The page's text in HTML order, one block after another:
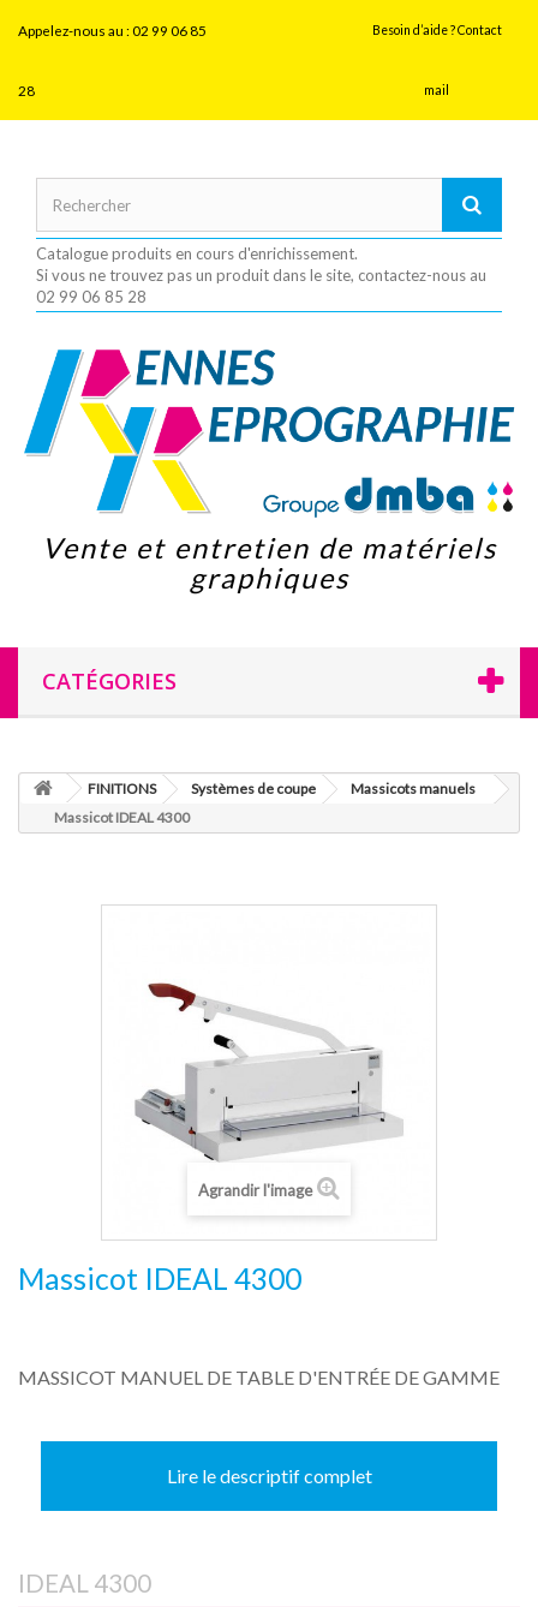
Besoin d’aide ? Contact
mail
Appelez-nous au :02 99 06 85
28
Catalogue produits en cours d'enrichissement.
Si vous ne trouvez pas un produit dans le site, contactez-nous au
02 99 06 85 28
Vente et entretien de matériels
graphiques
CATÉGORIES
FINITIONS Systèmes de coupe
Massicots manuels
Massicot IDEAL 4300
Agrandir l'image
Massicot IDEAL 4300
MASSICOT MANUEL DE TABLE D'ENTRÉE DE GAMME
Lire le descriptif complet
IDEAL 4300